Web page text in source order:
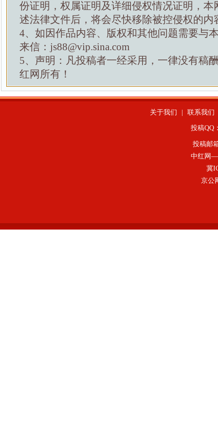
份证明，权属证明及详细侵权情况证明，本
述法律文件后，将会尽快移除被控侵权的内
4、如因作品内容、版权和其他问题需要与
来信：js88@vip.sina.com
5、声明：凡投稿者一经采用，一律没有稿
红网所有！
关于我们 联系我们
投稿QQ
投稿邮
中红网—
冀
京公